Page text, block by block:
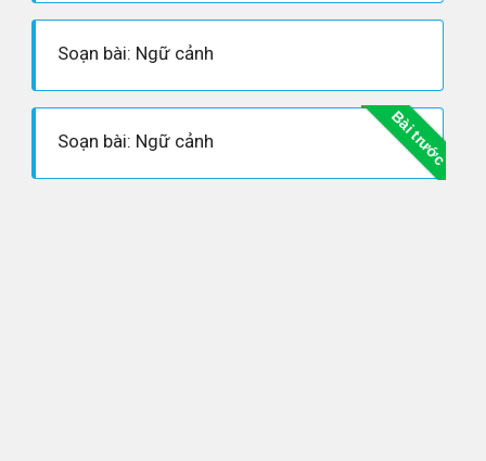
Soạn bài: Ngữ cảnh
Bài trước
Soạn bài: Ngữ cảnh